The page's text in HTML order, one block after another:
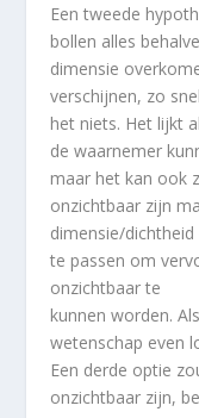
Een tweede
bollen alles
dimensie
verschijnen, zo
het niets. Het lijkt
de waarnemer
maar het kan ook
onzichtbaar zijn
dimensie/
te passen om
onzichtbaar te
kunnen worden.
wetenschap even
Een derde optie
onzichtbaar zijn,